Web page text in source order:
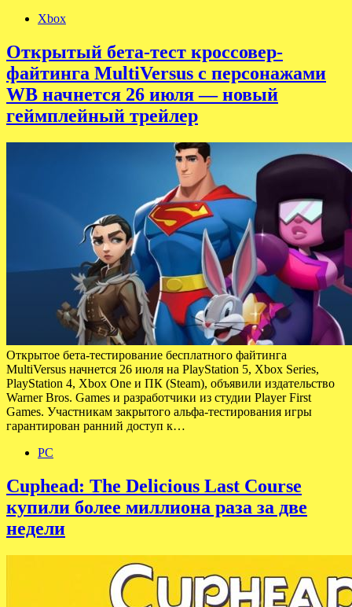
Xbox
Открытый бета-тест кроссовер-
файтинга MultiVersus с персонажами
WB начнется 26 июля — новый
геймплейный трейлер
Открытое бета-тестирование бесплатного файтинга
MultiVersus начнется 26 июля на PlayStation 5, Xbox Series,
PlayStation 4, Xbox One и ПК (Steam), объявили издательство
Warner Bros. Games и разработчики из студии Player First
Games. Участникам закрытого альфа-тестирования игры
гарантирован ранний доступ к…
PC
Cuphead: The Delicious Last Course
купили более миллиона раза за две
недели